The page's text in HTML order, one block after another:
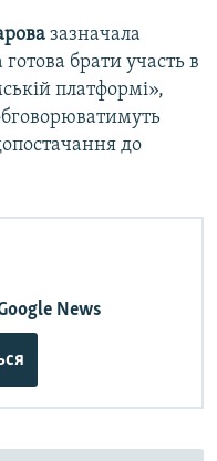
зазначала
брати участь в
платформі»,
до
News